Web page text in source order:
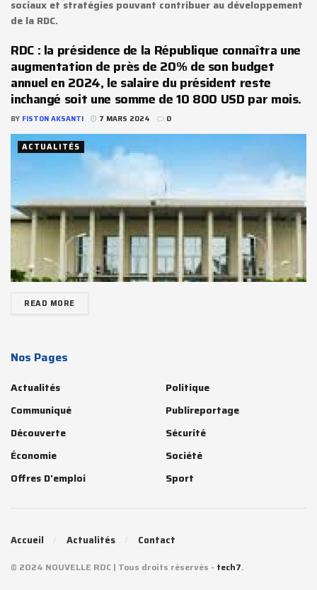
sociaux et stratégies pouvant contribuer au développement
de la RDC.
RDC : la présidence de la République connaîtra une
augmentation de près de 20% de son budget
annuel en 2024, le salaire du président reste
inchangé soit une somme de 10 800 USD par mois.
BY FISTON AKSANTI 7 MARS 2024 0
ACTUALITÉS
READ MORE
Nos Pages
Actualités
Communiqué
Découverte
Économie
Offres D'emploi
Politique
Publireportage
Sécurité
Société
Sport
Accueil Actualités Contact
© 2024 NOUVELLE RDC | Tous droits réservés - tech7.